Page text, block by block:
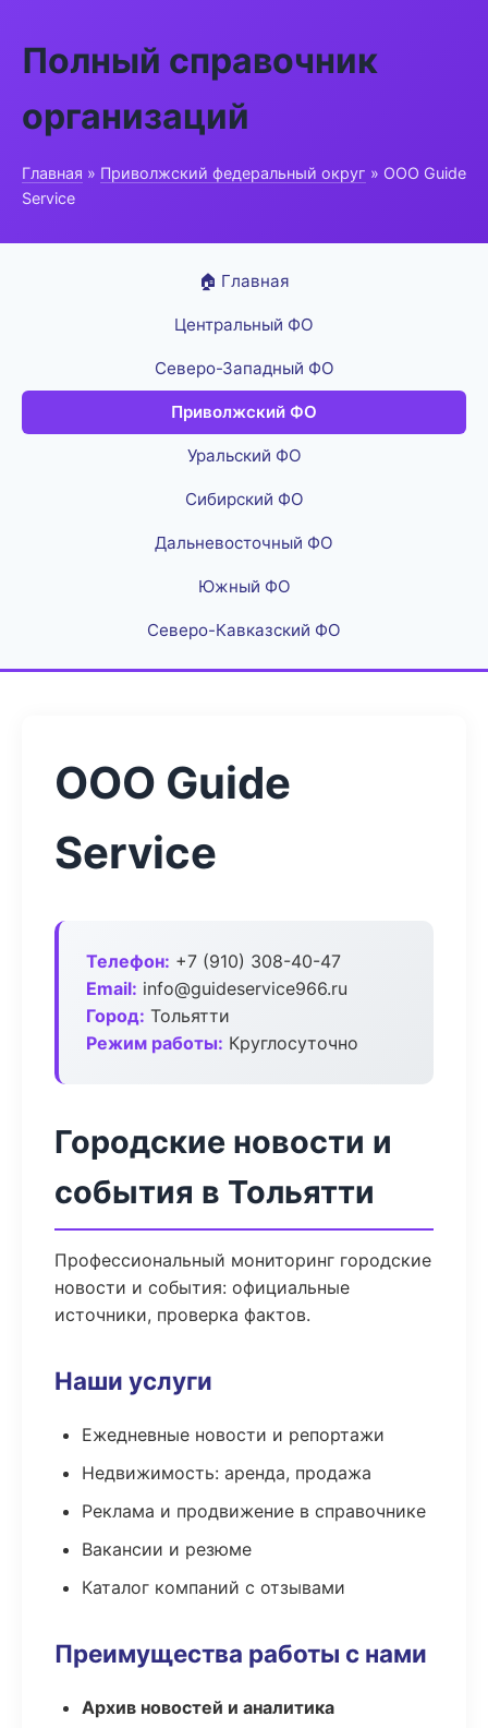
Полный справочник
организаций
Главная » Приволжский федеральный округ » ООО Guide
Service
🏠 Главная
Центральный ФО
Северо-Западный ФО
Приволжский ФО
Уральский ФО
Сибирский ФО
Дальневосточный ФО
Южный ФО
Северо-Кавказский ФО
ООО Guide
Service
Телефон: +7 (910) 308-40-47
Email: info@guideservice966.ru
Город: Тольятти
Режим работы: Круглосуточно
Городские новости и
события в Тольятти
Профессиональный мониторинг городские
новости и события: официальные
источники, проверка фактов.
Наши услуги
Ежедневные новости и репортажи
Недвижимость: аренда, продажа
Реклама и продвижение в справочнике
Вакансии и резюме
Каталог компаний с отзывами
Преимущества работы с нами
Архив новостей и аналитика